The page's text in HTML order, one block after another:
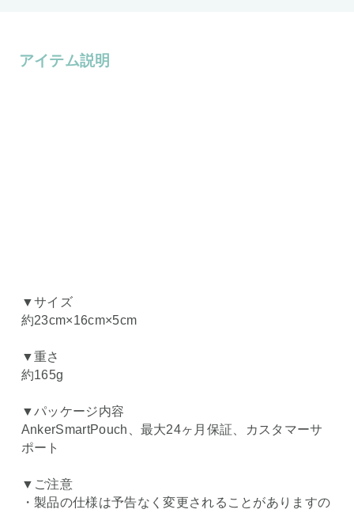
アイテム説明
▼サイズ
約23cm×16cm×5cm
▼重さ
約165g
▼パッケージ内容
AnkerSmartPouch、最大24ヶ月保証、カスタマーサ
ポート
▼ご注意
・製品の仕様は予告なく変更されることがありますの